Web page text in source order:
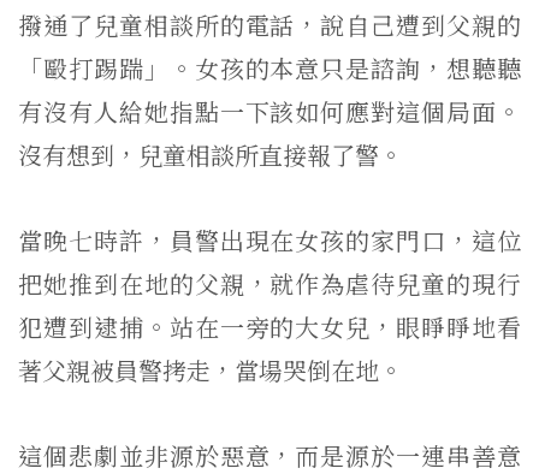
撥通了兒童相談所的電話，說自己遭到父親的
「毆打踢踹」。女孩的本意只是諮詢，想聽聽
有沒有人給她指點一下該如何應對這個局面。
沒有想到，兒童相談所直接報了警。
當晚七時許，員警出現在女孩的家門口，這位
把她推到在地的父親，就作為虐待兒童的現行
犯遭到逮捕。站在一旁的大女兒，眼睜睜地看
著父親被員警拷走，當場哭倒在地。
這個悲劇並非源於惡意，而是源於一連串善意